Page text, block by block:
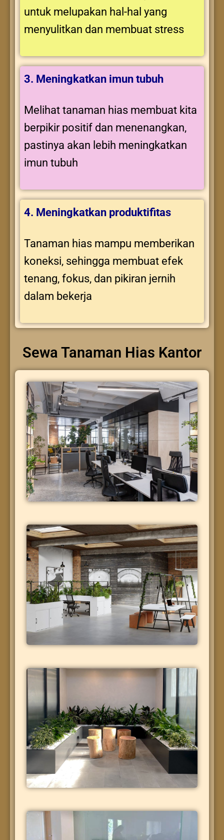
untuk melupakan hal-hal yang
menyulitkan dan membuat stress
3. Meningkatkan imun tubuh
Melihat tanaman hias membuat kita
berpikir positif dan menenangkan,
pastinya akan lebih meningkatkan
imun tubuh
4. Meningkatkan produktifitas
Tanaman hias mampu memberikan
koneksi, sehingga membuat efek
tenang, fokus, dan pikiran jernih
dalam bekerja
Sewa Tanaman Hias Kantor